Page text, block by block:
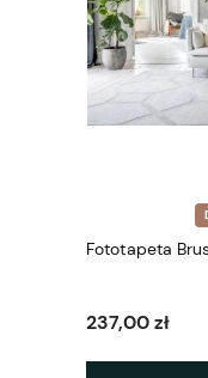
Fototapeta
237,00 zł